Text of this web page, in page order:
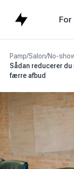
For
Pamp/Salon/No-
Sådan reducerer
færre afbud